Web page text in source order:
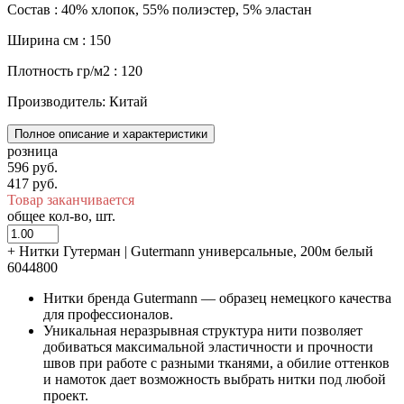
Состав : 40% хлопок, 55% полиэстер, 5% эластан
Ширина см : 150
Плотность гр/м2 : 120
Производитель: Китай
Полное описание и характеристики
розница
596 руб.
417 руб.
Товар заканчивается
общее кол-во, шт.
+ Нитки Гутерман | Gutermann универсальные, 200м белый
6044800
Нитки бренда Gutermann — образец немецкого качества
для профессионалов.
Уникальная неразрывная структура нити позволяет
добиваться максимальной эластичности и прочности
швов при работе с разными тканями, а обилие оттенков
и намоток дает возможность выбрать нитки под любой
проект.